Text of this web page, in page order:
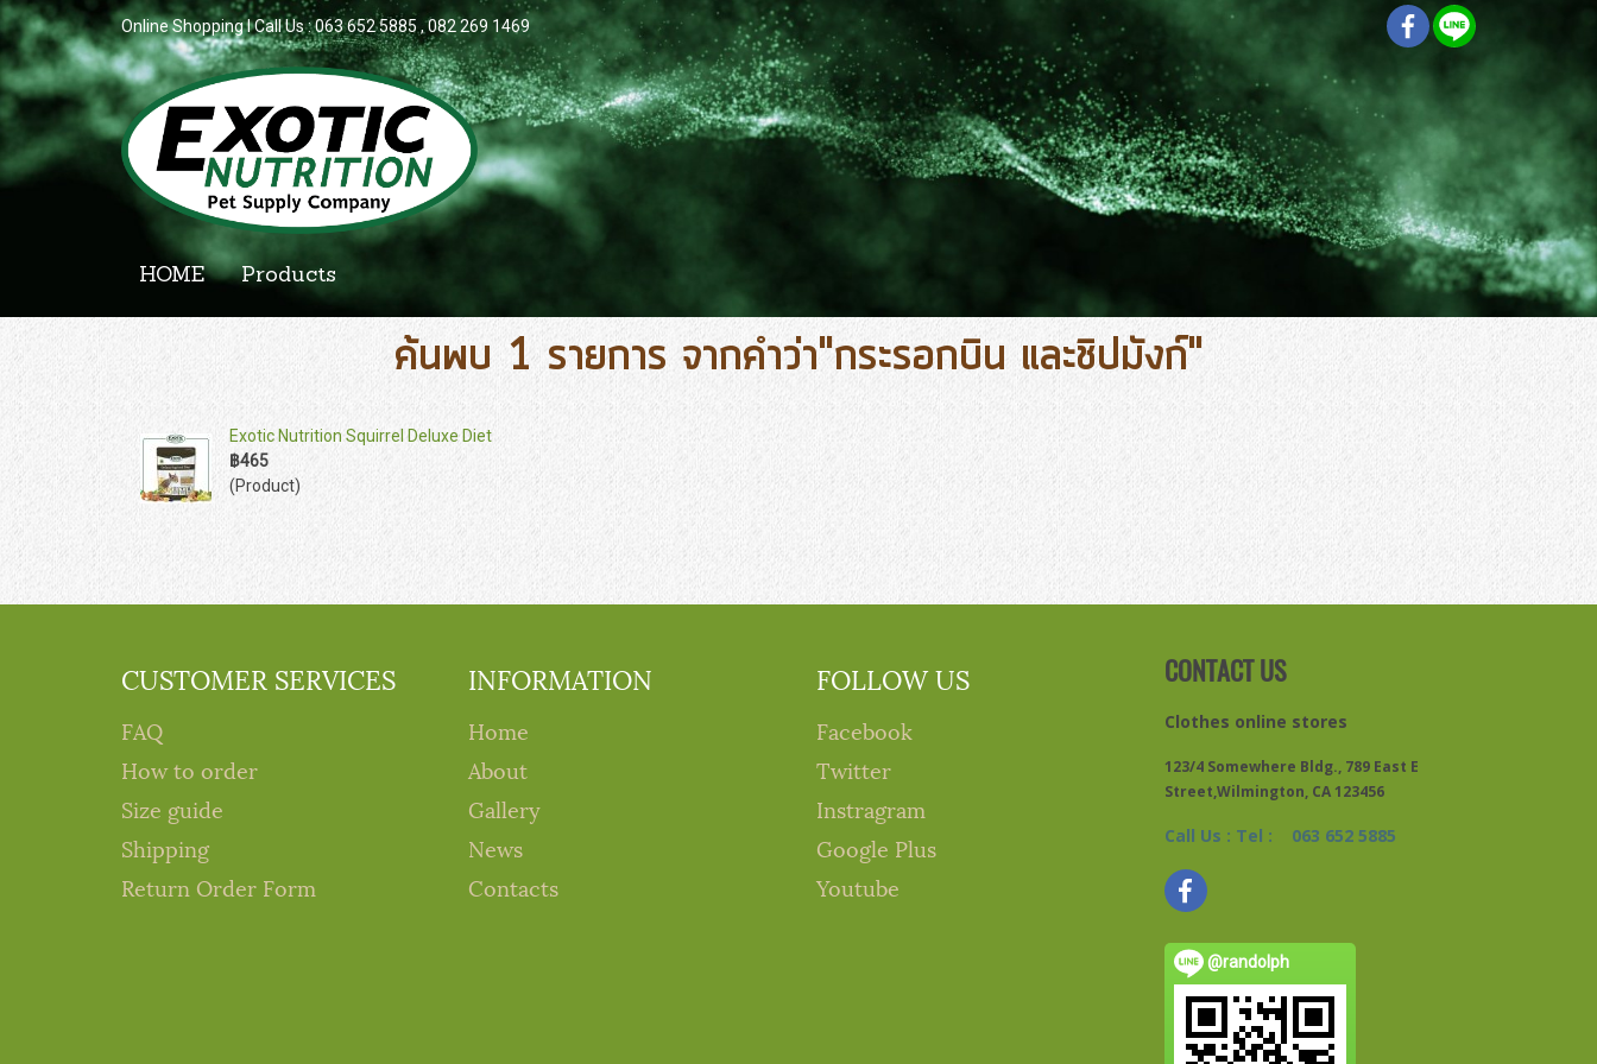
Online Shopping l Call Us : 063 652 5885 , 082 269 1469
HOME Products
ค้นพบ 1 รายการ จากคำว่า"กระรอกบิน และชิปมังก์"
Exotic Nutrition Squirrel Deluxe Diet
฿465
(Product)
CUSTOMER SERVICES
FAQ
How to order
Size guide
Shipping
Return Order Form
INFORMATION
Home
About
Gallery
News
Contacts
FOLLOW US
Facebook
Twitter
Instragram
Google Plus
Youtube
CONTACT US
Clothes online stores
123/4 Somewhere Bldg., 789 East E
Street,Wilmington, CA 123456
Call Us : Tel : 063 652 5885
@randolph